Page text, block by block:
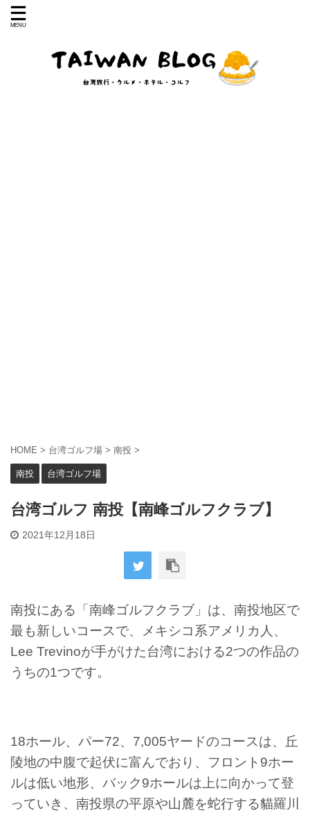
HOME > 台湾ゴルフ場 > 南投 >
南投 台湾ゴルフ場
台湾ゴルフ 南投【南峰ゴルフクラブ】
2021年12月18日
南投にある「南峰ゴルフクラブ」は、南投地区で
最も新しいコースで、メキシコ系アメリカ人、
Lee Trevinoが手がけた台湾における2つの作品の
うちの1つです。
18ホール、パー72、7,005ヤードのコースは、丘
陵地の中腹で起伏に富んでおり、フロント9ホー
ルは低い地形、バック9ホールは上に向かって登
っていき、南投県の平原や山麓を蛇行する貓羅川